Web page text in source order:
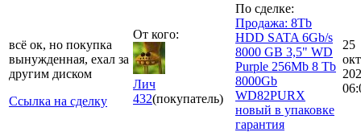
всё ок, но покупка
вынужденная, ехал за
другим диском
Ссылка на сделку
От кого:
Лич
432(покупатель)
По сделке:
Продажа: 8Tb
HDD SATA 6Gb/s
8000 GB 3,5" WD
Purple 256Mb 8 Tb
8000Gb
WD82PURX
новый в упаковке
гарантия
25
окт